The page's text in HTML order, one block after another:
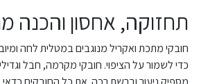
תחזוקה, אחסון והכנה
חובקי מתכת ואקריל מנוגבים במטלית לחה
כדי לשמור על הציפוי. חובקי מקרמה, חבל